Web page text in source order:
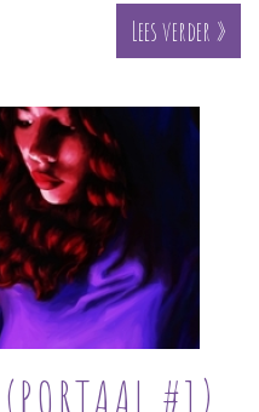
Lees verder »
#1)